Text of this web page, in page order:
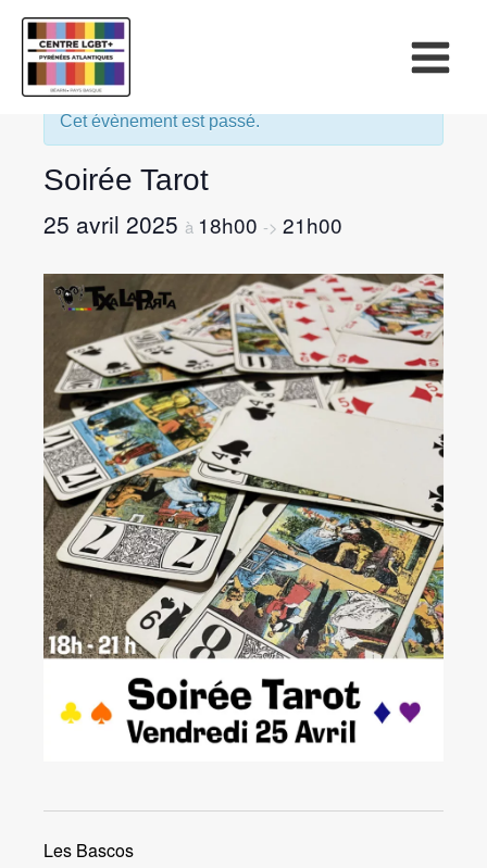
« Tous les Évènements
Cet évènement est passé.
Soirée Tarot
25 avril 2025 à 18h00 -> 21h00
Les Bascos